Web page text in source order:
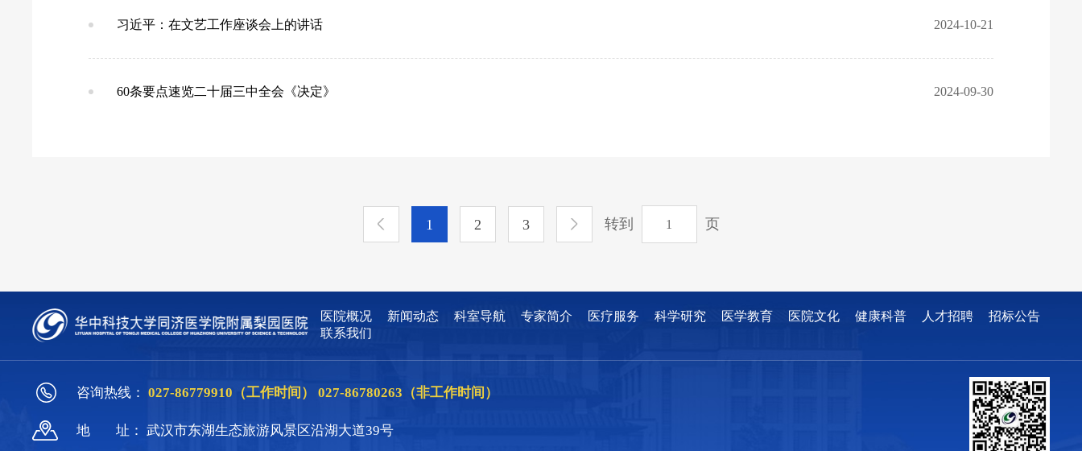
习近平：在文艺工作座谈会上的讲话 2024-10-21
60条要点速览二十届三中全会《决定》 2024-09-30
1 2 3 转到 页
医院概况 新闻动态 科室导航 专家简介 医疗服务 科学研究 医学教育 医院文化 健康科普 人才招聘
招标公告
联系我们
咨询热线： 027-86779910（工作时间）027-86780263（非工作时间）
地 址： 武汉市东湖生态旅游风景区沿湖大道39号